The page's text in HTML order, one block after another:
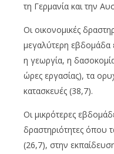
τη Γερμανία και την
Οι οικονομικές
μεγαλύτερη εβδομάδα
η γεωργία, η
ώρες εργασίας), τα
κατασκευές (38,7).
Οι μικρότερες
δραστηριότητες όπου
(26,7), στην